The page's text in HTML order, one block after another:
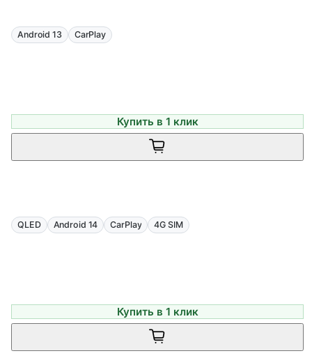
Android 13 CarPlay
Купить в 1 клик
QLED Android 14 CarPlay 4G SIM
Купить в 1 клик